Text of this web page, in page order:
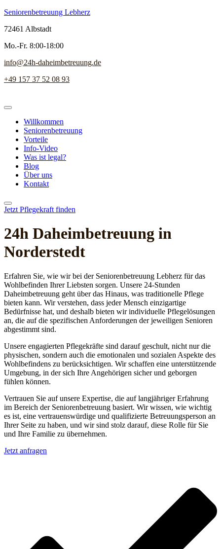
Seniorenbetreuung Lebherz
72461 Albstadt
Mo.-Fr. 8:00-18:00
info@24h-daheimbetreuung.de
+49 157 37 52 08 93
Willkommen
Seniorenbetreuung
Vorteile
Info-Video
Was ist legal?
Blog
Über uns
Kontakt
Jetzt Pflegekraft finden
24h Daheim­betreuung in
Norderstedt
Erfahren Sie, wie wir bei der Seniorenbetreuung Lebherz für das
Wohlbefinden Ihrer Liebsten sorgen. Unsere 24-Stunden
Daheimbetreuung geht über das Hinaus, was traditionelle Pflege
bieten kann. Wir verstehen, dass jeder Mensch einzigartige
Bedürfnisse hat, und deshalb bieten wir individuelle Pflegelösungen
an, die auf die spezifischen Anforderungen der jeweiligen Senioren
abgestimmt sind.
Unsere engagierten Pflegekräfte sind darauf geschult, nicht nur die
physischen, sondern auch die emotionalen und sozialen Aspekte des
Wohlbefindens zu berücksichtigen. Wir schaffen eine unterstützende
Umgebung, in der sich Ihre Angehörigen sicher und geborgen
fühlen können.
Vertrauen Sie auf unsere Expertise, die auf langjähriger Erfahrung
im Bereich der Seniorenbetreuung basiert. Wir wissen, wie wichtig
es ist, eine vertrauenswürdige und qualifizierte Betreuungsperson an
Ihrer Seite zu haben, und wir sind stolz darauf, diese Rolle für Sie
und Ihre Familie zu übernehmen.
Jetzt anfragen